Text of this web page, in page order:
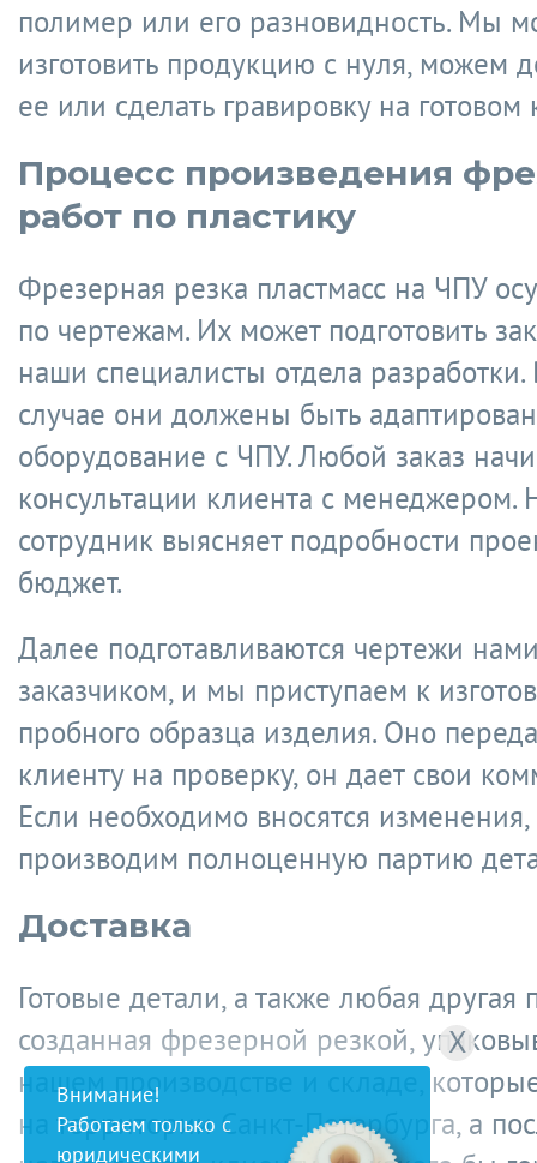
полимер или его разновидность. Мы
изготовить продукцию с нуля, можем
ее или сделать гравировку на готовом
Процесс произведения
работ по пластику
Фрезерная резка пластмасс на ЧПУ
по чертежам. Их может подготовить
наши специалисты отдела
случае они должены быть
оборудование с ЧПУ. Любой заказ
консультации клиента с менеджером.
сотрудник выясняет подробности
бюджет.
Далее подготавливаются чертежи
заказчиком, и мы приступаем к
пробного образца изделия. Оно
клиенту на проверку, он дает свои
Если необходимо вносятся
производим полноценную партию
Доставка
Готовые детали, а также любая другая
созданная фрезерной резкой,
нашем производстве и складе,
на территории Санкт-Петербурга, а
X
Внимание!
Работаем только с
юридическими